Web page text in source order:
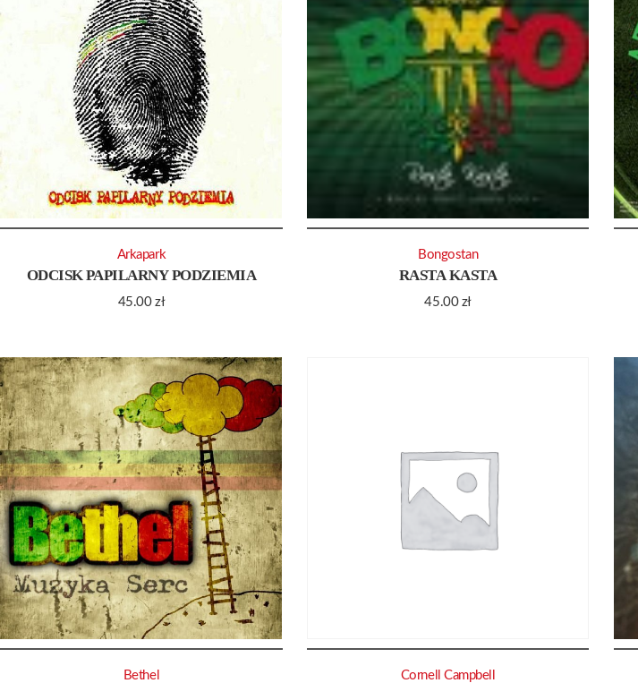
ODCISK PAPILARNY PODZIEMIA
45.00zł
Arkapark
RASTA KASTA
45.00 zł
Bongostan
Bethel Cornell Campbell